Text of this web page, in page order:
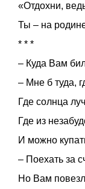
«Отдохни,
Ты – на
* * *
– Куда Вам
– Мне б туда,
Где солнца
Где из
И можно
– Поехать за
Но Вам